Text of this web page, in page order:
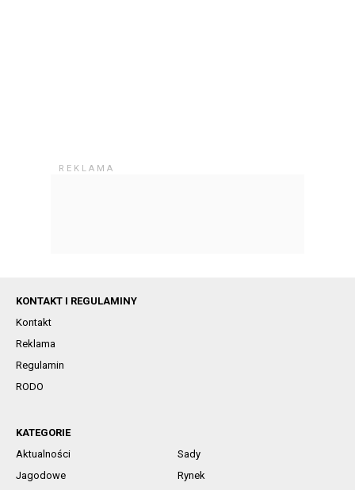
KONTAKT I REGULAMINY
Kontakt
Reklama
Regulamin
RODO
KATEGORIE
Aktualności
Sady
Jagodowe
Rynek